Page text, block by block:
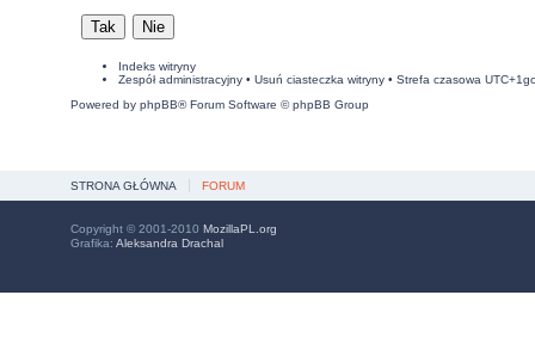
Indeks witryny
Zespół administracyjny• Usuń ciasteczka witryny• Strefa czasowa
Powered by phpBB® Forum Software © phpBB Group
STRONA GŁÓWNA FORUM
Copyright © 2001-2010 MozillaPL.org
Grafika: Aleksandra Drachal